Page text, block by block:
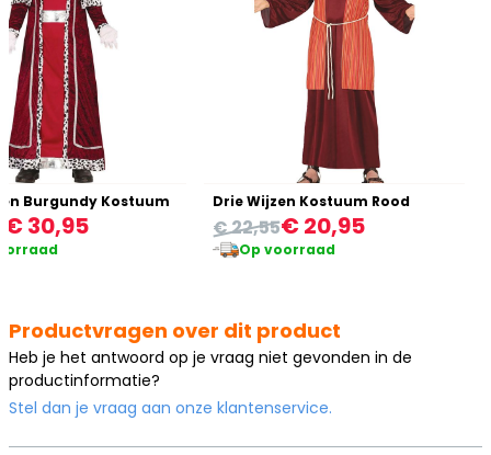
Burgundy Kostuum
€ 30,95
Drie Wijzen Kostuum Rood
€ 20,95
€ 22,55
Op voorraad
Productvragen over dit product
Heb je het antwoord op je vraag niet gevonden in de
productinformatie?
Stel dan je vraag aan onze klantenservice.